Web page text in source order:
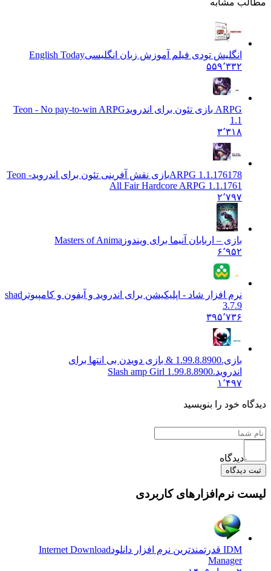
انگلیش تودی فیلم آموزش زبان انگليسیEnglish Today
۵۵۹٬۳۳۲
ARPG بازی تئون برای اندروید
Teon - No pay-to-win ARPG
1.1
۳٬۳۱۸
ARPG 1.1.176178بازی نقش آفرینی تئون برای اندروید
Teon -
All Fair Hardcore ARPG 1.1.1761
۲٬۷۹۷
بازی – اربابان آنیما برای ویندوز Masters of Anima
۶٬۹۵۲
نرم افزار شاد - اپلیکیشن برای اندروید و آیفون و کامپیوتر shad
3.7.9
۳۹۵٬۷۳۶
بازی.1.99.8.8900 & بازی دویدن بی انتها برای
اندروید.1.99.8.8900 Slash amp Girl
۱٬۴۹۷
دیدگاه خود را بنویسید
دیدگاه
ثبت دیدگاه
لیست نرم‌افزارهای کاربردی
IDM قدرتمندترین نرم افزار دانلود
Internet Download
Manager